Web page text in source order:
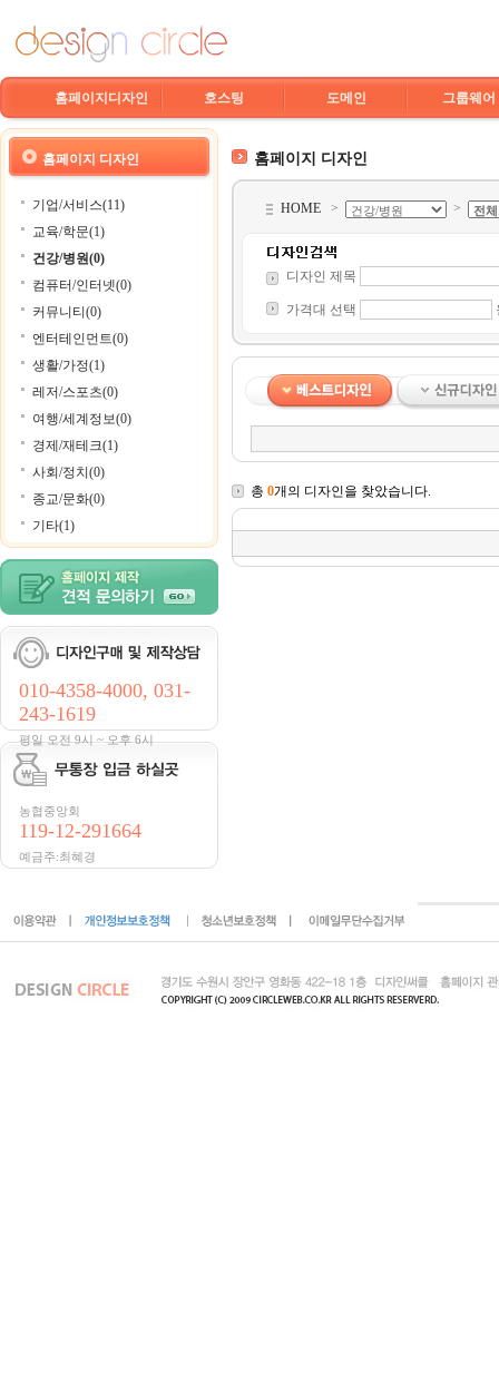
홈페이지디자인 호스팅 도메인 그룹웨어
홈페이지 디자인
기업/서비스(11)
교육/학문(1)
건강/병원(0)
컴퓨터/인터넷(0)
커뮤니티(0)
엔터테인먼트(0)
생활/가정(1)
레저/스포츠(0)
여행/세계정보(0)
경제/재테크(1)
사회/정치(0)
종교/문화(0)
기타(1)
010-4358-4000, 031-
243-1619
평일 오전 9시 ~ 오후 6시
농협중앙회
119-12-291664
예금주:최혜경
홈페이지 디자인
HOME > >
디자인 제목
가격대 선택
총 0개의 디자인을 찾았습니다.